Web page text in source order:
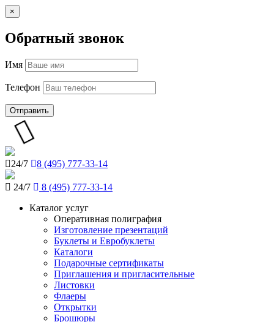
×
Обратный звонок
Имя
Телефон
Отправить
24/7 8 (495) 777-33-14
24/7
8 (495) 777-33-14
Каталог услуг
Оперативная полиграфия
Изготовление презентаций
Буклеты и Eвробуклеты
Каталоги
Подарочные сертификаты
Приглашения и пригласительные
Листовки
Флаеры
Открытки
Брошюры